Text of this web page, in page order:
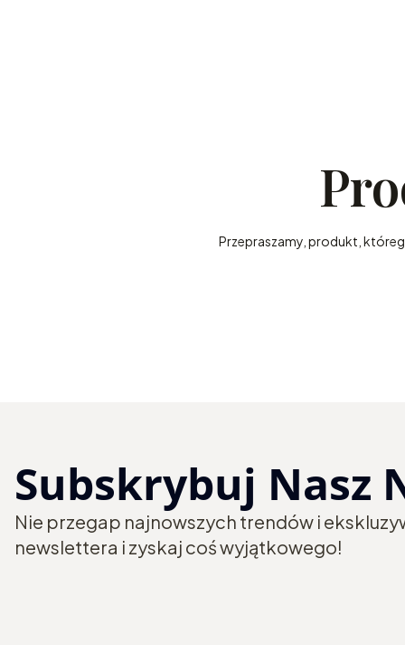
Przepraszamy, produkt,
Subskrybuj Nasz
Nie przegap najnowszych trendów i
newslettera i zyskaj coś wyjątkowego!